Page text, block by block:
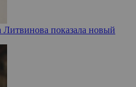
показала новый